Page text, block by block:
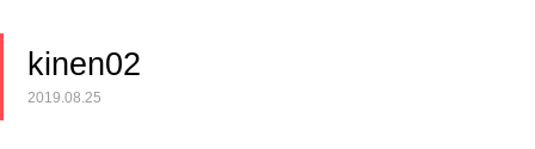
kinen02
2019.08.25